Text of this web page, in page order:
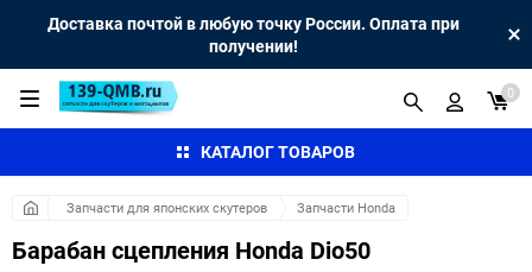
Доставка почтой в любую точку России. Оплата при
получении!
КАТАЛОГ ТОВАРОВ
0
Запчасти для японских скутеров Запчасти Honda
Барабан сцепления Honda Dio50